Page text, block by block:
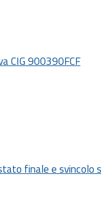
CIG 900390FCF
finale e svincolo